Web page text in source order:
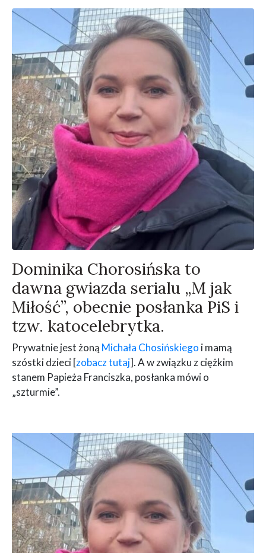
Dominika Chorosińska to
dawna gwiazda serialu „M jak
Miłość”, obecnie posłanka PiS i
tzw. katocelebrytka.
Prywatnie jest żoną Michała Chosińskiego i mamą
szóstki dzieci [zobacz tutaj]. A w związku z ciężkim
stanem Papieża Franciszka, posłanka mówi o
„szturmie”.